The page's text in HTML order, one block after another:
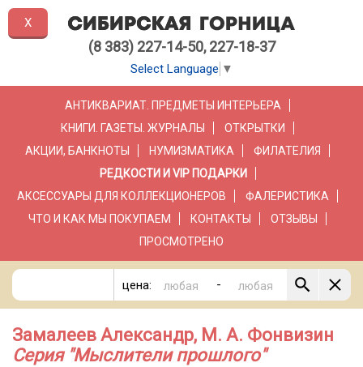
(8 383) 227-14-50, 227-18-37
Select Language ▼
АНТИКВАРИАТ. ПРЕДМЕТЫ ИНТЕРЬЕРА
КНИГИ. ГАЗЕТЫ. ЖУРНАЛЫ
ОТКРЫТКИ
АКЦИИ, БАНКНОТЫ
НУМИЗМАТИКА
ФИЛАТЕЛИЯ
РЕДКОСТИ И VIP ПОДАРКИ
АКСЕССУАРЫ ДЛЯ КОЛЛЕКЦИОНЕРОВ
ФАЛЕРИСТИКА
ЧТО И КАК МЫ ПОКУПАЕМ
КОНТАКТЫ
ОТЗЫВЫ
ПРОСМОТРЕНО
цена: -
Замалеев Александр, М. А. Фонвизин
Серия "Мыслители прошлого"
X